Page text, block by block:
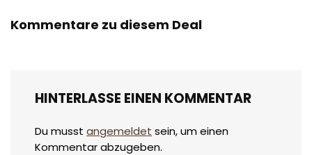
Kommentare zu diesem Deal
HINTERLASSE EINEN KOMMENTAR
Du musst angemeldet sein, um einen
Kommentar abzugeben.